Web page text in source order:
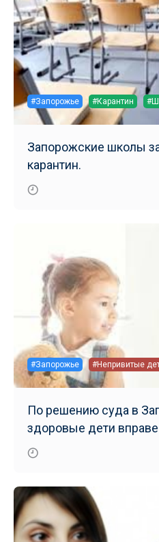
#Запорожье #Карантин
Запорожские школы
карантин.
#Запорожье #Непривитые
По решению суда в
здоровые дети
детсад